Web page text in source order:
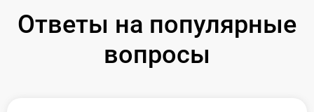
Ответы на популярные
вопросы